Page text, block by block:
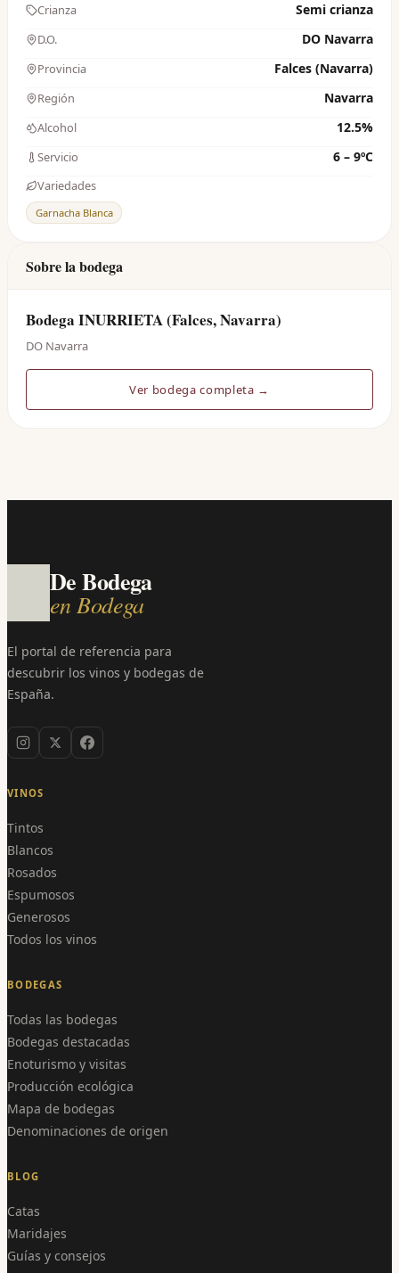
Crianza Semi crianza
D.O. DO Navarra
Provincia Falces (Navarra)
Región Navarra
Alcohol 12.5%
Servicio 6 – 9ºC
Variedades
Garnacha Blanca
Sobre la bodega
Bodega INURRIETA (Falces, Navarra)
DO Navarra
Ver bodega completa →
De Bodega
en Bodega
El portal de referencia para
descubrir los vinos y bodegas de
España.
VINOS
Tintos
Blancos
Rosados
Espumosos
Generosos
Todos los vinos
BODEGAS
Todas las bodegas
Bodegas destacadas
Enoturismo y visitas
Producción ecológica
Mapa de bodegas
Denominaciones de origen
BLOG
Catas
Maridajes
Guías y consejos